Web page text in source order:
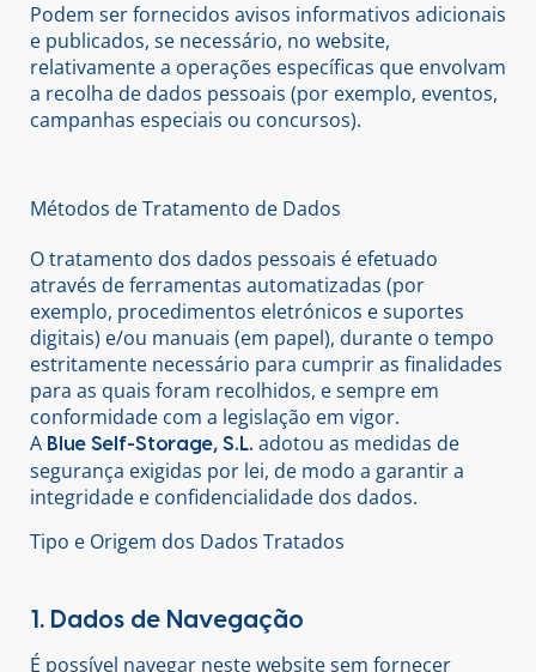
Podem ser fornecidos avisos informativos adicionais
e publicados, se necessário, no website,
relativamente a operações específicas que envolvam
a recolha de dados pessoais (por exemplo, eventos,
campanhas especiais ou concursos).
Métodos de Tratamento de Dados
O tratamento dos dados pessoais é efetuado
através de ferramentas automatizadas (por
exemplo, procedimentos eletrónicos e suportes
digitais) e/ou manuais (em papel), durante o tempo
estritamente necessário para cumprir as finalidades
para as quais foram recolhidos, e sempre em
conformidade com a legislação em vigor.
A Blue Self-Storage, S.L. adotou as medidas de
segurança exigidas por lei, de modo a garantir a
integridade e confidencialidade dos dados.
Tipo e Origem dos Dados Tratados
1. Dados de Navegação
É possível navegar neste website sem fornecer